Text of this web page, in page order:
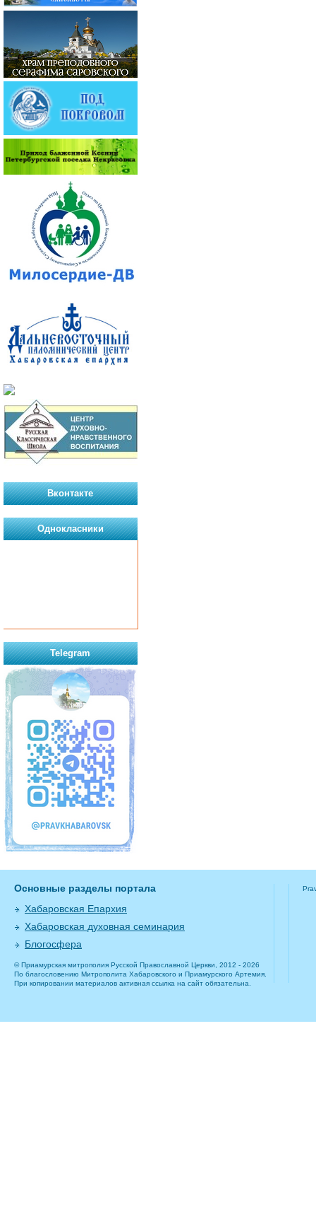
Вконтакте
Однокласники
Telegram
Основные разделы портала
Хабаровская Епархия
Хабаровская духовная семинария
Блогосфера
© Приамурская митрополия Русской Православной Церкви, 2012 - 2026
По благословению Митрополита Хабаровского и Приамурского Артемия.
При копировании материалов активная ссылка на сайт обязательна.